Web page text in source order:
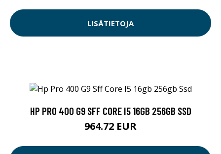
LISÄTIETOJA
HP PRO 400 G9 SFF CORE I5 16GB 256GB SSD
964.72 EUR